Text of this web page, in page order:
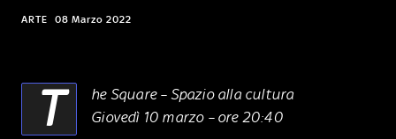
ARTE 08 Marzo 2022
T
he Square – Spazio alla cultura
Giovedì 10 marzo – ore 20:40